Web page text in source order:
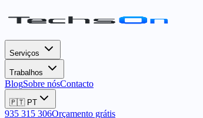
Serviços
Trabalhos
BlogSobre nósContacto
🇵🇹 PT
935 315 306Orçamento grátis